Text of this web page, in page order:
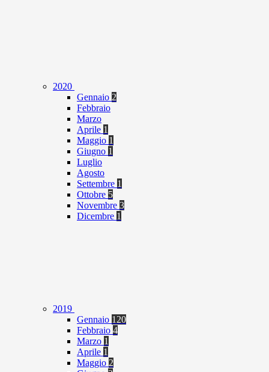
2020
Gennaio 2
Febbraio
Marzo
Aprile 1
Maggio 1
Giugno 1
Luglio
Agosto
Settembre 1
Ottobre 5
Novembre 3
Dicembre 1
2019
Gennaio 120
Febbraio 4
Marzo 1
Aprile 1
Maggio 2